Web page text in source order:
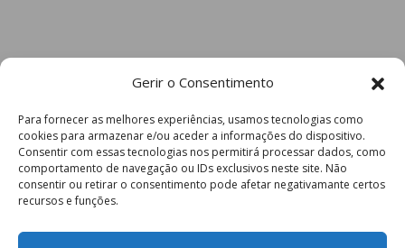
Gerir o Consentimento
Para fornecer as melhores experiências, usamos tecnologias como
cookies para armazenar e/ou aceder a informações do dispositivo.
Consentir com essas tecnologias nos permitirá processar dados, como
comportamento de navegação ou IDs exclusivos neste site. Não
consentir ou retirar o consentimento pode afetar negativamante certos
recursos e funções.